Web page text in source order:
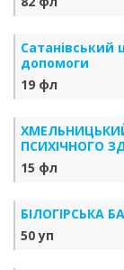
Сатанівський
допомоги
19 фл
ПСИХІЧНОГО
15 фл
БІЛОГІРСЬКА
50 уп